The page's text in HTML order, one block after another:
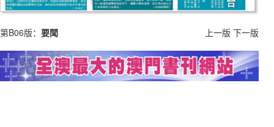
第B06版： 要聞 上一版 下一版